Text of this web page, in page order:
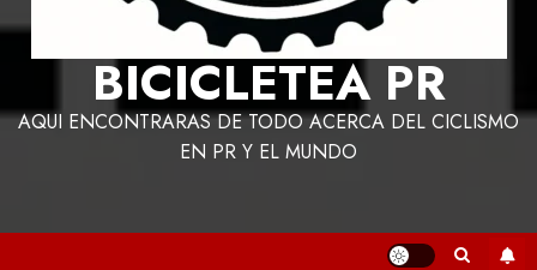
BICICLETEA PR
AQUI ENCONTRARAS DE TODO ACERCA DEL CICLISMO
EN PR Y EL MUNDO